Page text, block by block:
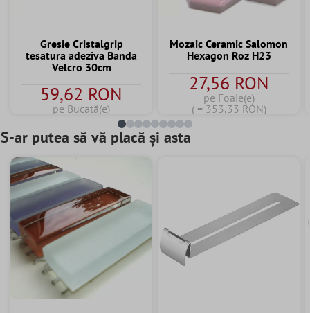
Gresie Cristalgrip
tesatura adeziva Banda
Velcro 30cm
59,62 RON
pe Bucată(e)
Mozaic Ceramic Salomon
Hexagon Roz H23
27,56 RON
pe Foaie(e)
( = 353,33 RON)
S-ar putea să vă placă și asta